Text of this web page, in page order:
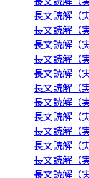
長文読解（
長文読解（
長文読解（
長文読解（
長文読解（
長文読解（
長文読解（
長文読解（
長文読解（
長文読解（
長文読解（
長文読解（